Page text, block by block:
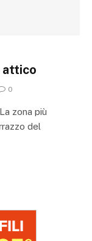
attico
0
zona più
del